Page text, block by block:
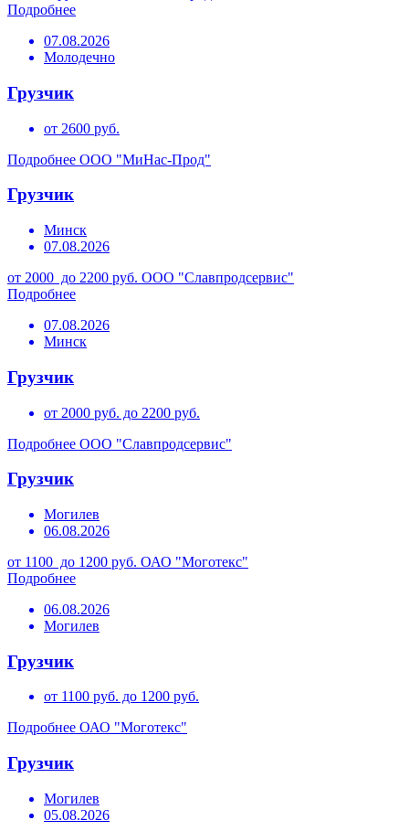
Подробнее
07.08.2026
Молодечно
Грузчик
от 2600 руб.
Подробнее ООО "МиНас-Прод"
Грузчик
Минск
07.08.2026
от 2000 до 2200 руб. ООО "Славпродсервис"
Подробнее
07.08.2026
Минск
Грузчик
от 2000 руб. до 2200 руб.
Подробнее ООО "Славпродсервис"
Грузчик
Могилев
06.08.2026
от 1100 до 1200 руб. ОАО "Моготекс"
Подробнее
06.08.2026
Могилев
Грузчик
от 1100 руб. до 1200 руб.
Подробнее ОАО "Моготекс"
Грузчик
Могилев
05.08.2026